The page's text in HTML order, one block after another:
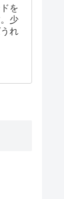
を
少
れ